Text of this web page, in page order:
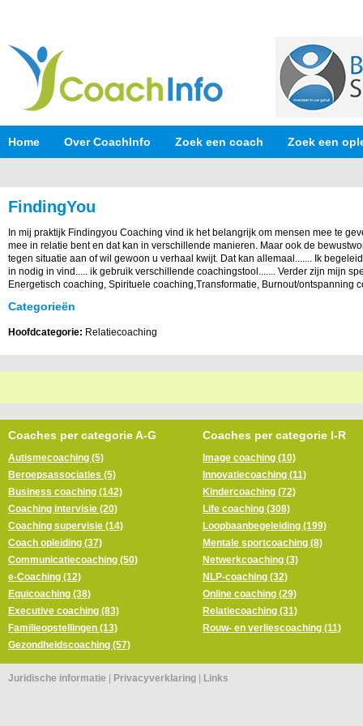
Home Over CoachInfo Zoek een coach Zoek een
FindingYou
In mij praktijk Findingyou Coaching vind ik het belangrijk om mensen mee te
mee in relatie bent en dat kan in verschillende manieren. Maar ook de
tegen situatie aan of wil gewoon u verhaal kwijt. Dat kan allemaal....... Ik
in nodig in vind..... ik gebruik verschillende coachingstool....... Verder zijn mijn
Energetisch coaching, Spirituele coaching,Transformatie, Burnout/ontspanning
Categorieën
Hoofdcategorie: Relatiecoaching
Coaches per categorie A-G
Autismecoaching (5)
Beroepsassociaties (5)
Business coaching (142)
Coaching intervisie (20)
Coaching supervisie (14)
Coach opleiding (37)
Communicatiecoaching (50)
e-Coaching (12)
Equicoaching (38)
Executive coaching (83)
Familieopstellingen (13)
Gezondheidscoaching (57)
Coaches per categorie I-R
Image coaching (10)
Innovatiecoaching (11)
Kindercoaching (72)
Life coaching (308)
Loopbaanbegeleiding (199)
Mentale sportcoaching (8)
Netwerkcoaching (3)
NLP-coaching (32)
Online coaching (29)
Relatiecoaching (31)
Rouw- en verliescoaching (11)
Juridische informatie Privacyverklaring Links